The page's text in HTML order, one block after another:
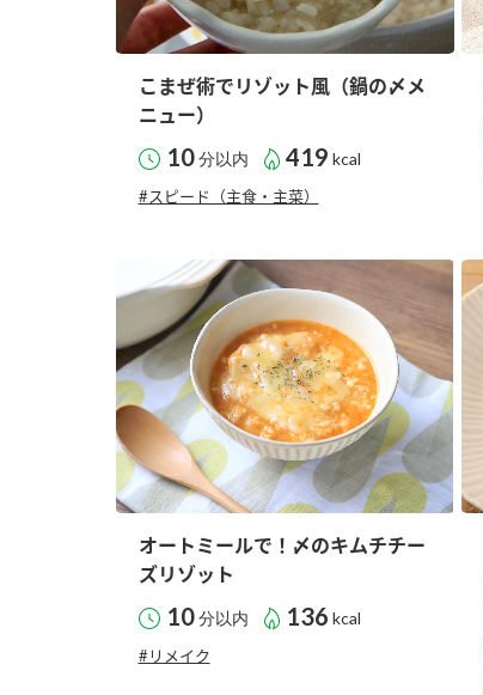
こまぜ術でリゾット風（鍋の〆メ
ニュー）
10分以内 419 kcal
#スピード（主食・主菜）
オートミールで！〆のキムチチー
ズリゾット
10分以内 136 kcal
#リメイク